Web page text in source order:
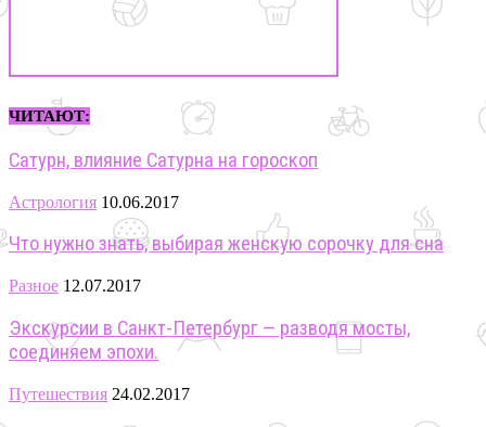
ЧИТАЮТ:
Сатурн, влияние Сатурна на гороскоп
Астрология 10.06.2017
Что нужно знать, выбирая женскую сорочку для сна
Разное 12.07.2017
Экскурсии в Санкт-Петербург — разводя мосты,
соединяем эпохи.
Путешествия 24.02.2017